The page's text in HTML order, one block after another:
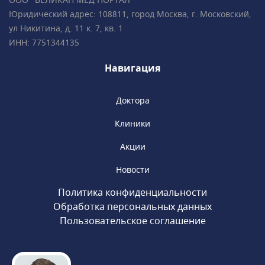
систем, элайнеров, съемных и несъемных
ортодонтических аппаратов.Все
специалисты клиники обладают
многолетним опытом успешной работы
и современным взглядом на медицину.
Юридический адрес: 108811, город Москва, г. Московский,
ул Никитина, д. 11 к. 7, кв. 1
ИНН: 7751344135
Навигация
Доктора
Клиники
Акции
Новости
Политика конфиденциальности
Обработка персональных данных
Пользовательское соглашение